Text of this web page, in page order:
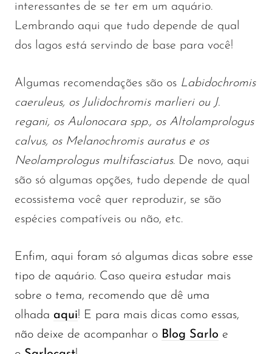
interessantes de se ter em um aquário.
Lembrando aqui que tudo depende de qual
dos lagos está servindo de base para você!
Algumas recomendações são os Labidochromis
caeruleus, os Julidochromis marlieri ou J.
regani, os Aulonocara spp., os Altolamprologus
calvus, os Melanochromis auratus e os
Neolamprologus multifasciatus. De novo, aqui
são só algumas opções, tudo depende de qual
ecossistema você quer reproduzir, se são
espécies compatíveis ou não, etc.
Enfim, aqui foram só algumas dicas sobre esse
tipo de aquário. Caso queira estudar mais
sobre o tema, recomendo que dê uma
olhada aqui! E para mais dicas como essas,
não deixe de acompanhar o Blog Sarlo e